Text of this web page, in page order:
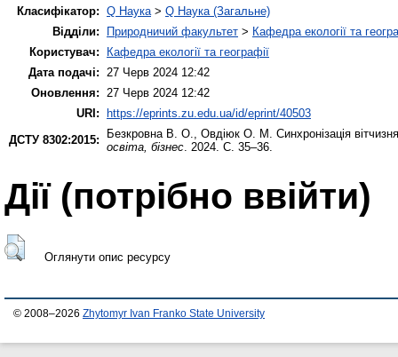
Класифікатор: Q Наука> Q Наука (Загальне)
Відділи:
Природничий факультет > Кафедра екології та
Користувач:
Кафедра екології та географії
Дата подачі: 27 Черв 2024 12:42
Оновлення: 27 Черв 2024 12:42
URI:
https://eprints.zu.edu.ua/id/eprint/40503
ДСТУ 8302:2015:
Безкровна В. О., Овдіюк О. М. Синхронізація
освіта, бізнес. 2024. С. 35–36.
Дії ​​(потрібно ввійти)
Оглянути опис ресурсу
© 2008–2026 Zhytomyr Ivan Franko State University